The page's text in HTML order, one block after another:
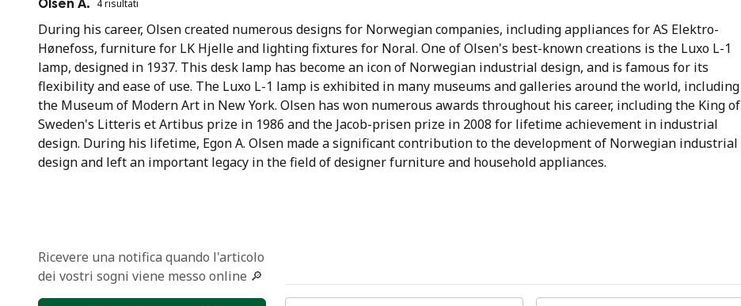
Olsen A. 4 risultati
During his career, Olsen created numerous designs for Norwegian companies, including appliances for AS Elektro-
Hønefoss, furniture for LK Hjelle and lighting fixtures for Noral. One of Olsen's best-known creations is the Luxo L-1
lamp, designed in 1937. This desk lamp has become an icon of Norwegian industrial design, and is famous for its
flexibility and ease of use. The Luxo L-1 lamp is exhibited in many museums and galleries around the world, including
the Museum of Modern Art in New York. Olsen has won numerous awards throughout his career, including the King of
Sweden's Litteris et Artibus prize in 1986 and the Jacob-prisen prize in 2008 for lifetime achievement in industrial
design. During his lifetime, Egon A. Olsen made a significant contribution to the development of Norwegian industrial
design and left an important legacy in the field of designer furniture and household appliances.
Ricevere una notifica quando l'articolo
dei vostri sogni viene messo online 🔎